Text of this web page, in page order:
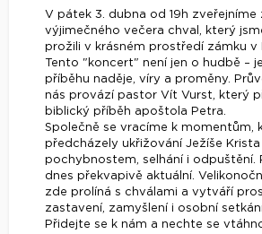
V pátek 3. dubna od 19h zveřejníme
výjimečného večera chval, který
prožili v krásném prostředí zámku v
Tento "koncert" není jen o hudbě –
příběhu naděje, víry a proměny.
nás provází pastor Vít Vurst, který
biblický příběh apoštola Petra.
Společně se vracíme k momentům,
předcházely ukřižování Ježíše Krista
pochybnostem, selhání i odpuštění.
dnes překvapivě aktuální.
zde prolíná s chválami a vytváří
zastavení, zamyšlení i osobní
Přidejte se k nám a nechte se